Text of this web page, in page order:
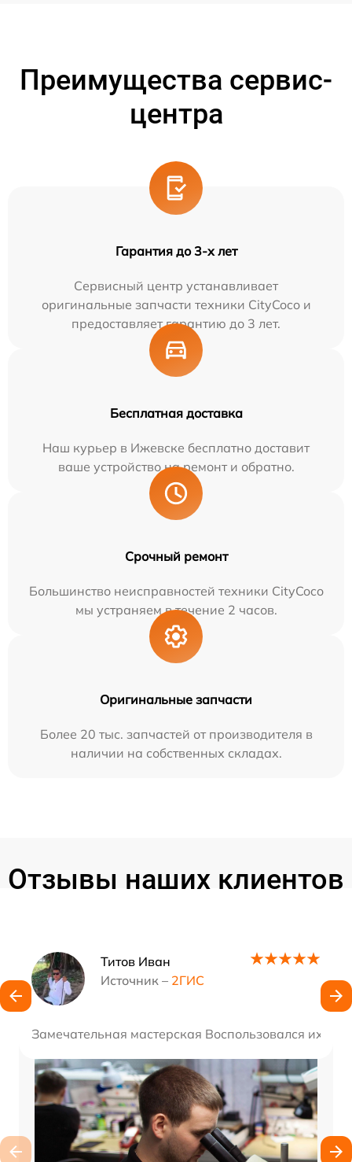
Преимущества сервис-
центра
Гарантия до 3-х лет
Сервисный центр устанавливает
оригинальные запчасти техники CityCoco и
предоставляет гарантию до 3 лет.
Бесплатная доставка
Наш курьер в Ижевске бесплатно доставит
ваше устройство на ремонт и обратно.
Срочный ремонт
Большинство неисправностей техники CityCoco
мы устраняем в течение 2 часов.
Оригинальные запчасти
Более 20 тыс. запчастей от производителя в
наличии на собственных складах.
Отзывы наших клиентов
Титов Иван
Источник – 2ГИС
Замечательная мастерская Воспользовался их
Наши мастера